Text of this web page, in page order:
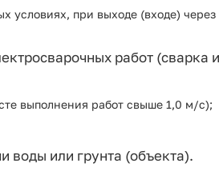
условиях, при выходе (входе)
работ (сварка
выполнения работ свыше 1,0 м/с);
воды или грунта (объекта).